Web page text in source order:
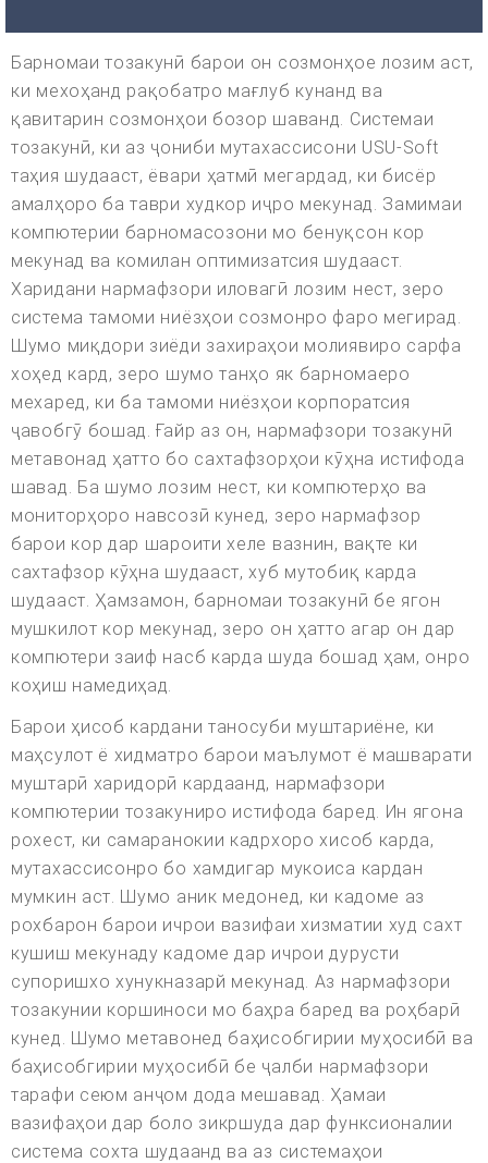
Барномаи тозакунӣ барои он созмонҳое лозим аст,
ки мехоҳанд рақобатро мағлуб кунанд ва
қавитарин созмонҳои бозор шаванд. Системаи
тозакунӣ, ки аз ҷониби мутахассисони USU-Soft
таҳия шудааст, ёвари ҳатмӣ мегардад, ки бисёр
амалҳоро ба таври худкор иҷро мекунад. Замимаи
компютерии барномасозони мо бенуқсон кор
мекунад ва комилан оптимизатсия шудааст.
Харидани нармафзори иловагӣ лозим нест, зеро
система тамоми ниёзҳои созмонро фаро мегирад.
Шумо миқдори зиёди захираҳои молиявиро сарфа
хоҳед кард, зеро шумо танҳо як барномаеро
мехаред, ки ба тамоми ниёзҳои корпоратсия
ҷавобгӯ бошад. Ғайр аз он, нармафзори тозакунӣ
метавонад ҳатто бо сахтафзорҳои кӯҳна истифода
шавад. Ба шумо лозим нест, ки компютерҳо ва
мониторҳоро навсозӣ кунед, зеро нармафзор
барои кор дар шароити хеле вазнин, вақте ки
сахтафзор кӯҳна шудааст, хуб мутобиқ карда
шудааст. Ҳамзамон, барномаи тозакунӣ бе ягон
мушкилот кор мекунад, зеро он ҳатто агар он дар
компютери заиф насб карда шуда бошад ҳам, онро
коҳиш намедиҳад.
Барои ҳисоб кардани таносуби муштариёне, ки
маҳсулот ё хидматро барои маълумот ё машварати
муштарӣ харидорӣ кардаанд, нармафзори
компютерии тозакуниро истифода баред. Ин ягона
рохест, ки самаранокии кадрхоро хисоб карда,
мутахассисонро бо хамдигар мукоиса кардан
мумкин аст. Шумо аник медонед, ки кадоме аз
рохбарон барои ичрои вазифаи хизматии худ сахт
кушиш мекунаду кадоме дар ичрои дурусти
супоришхо хунукназарй мекунад. Аз нармафзори
тозакунии коршиноси мо баҳра баред ва роҳбарӣ
кунед. Шумо метавонед баҳисобгирии муҳосибӣ ва
баҳисобгирии муҳосибӣ бе ҷалби нармафзори
тарафи сеюм анҷом дода мешавад. Ҳамаи
вазифаҳои дар боло зикршуда дар функсионалии
система сохта шудаанд ва аз системаҳои